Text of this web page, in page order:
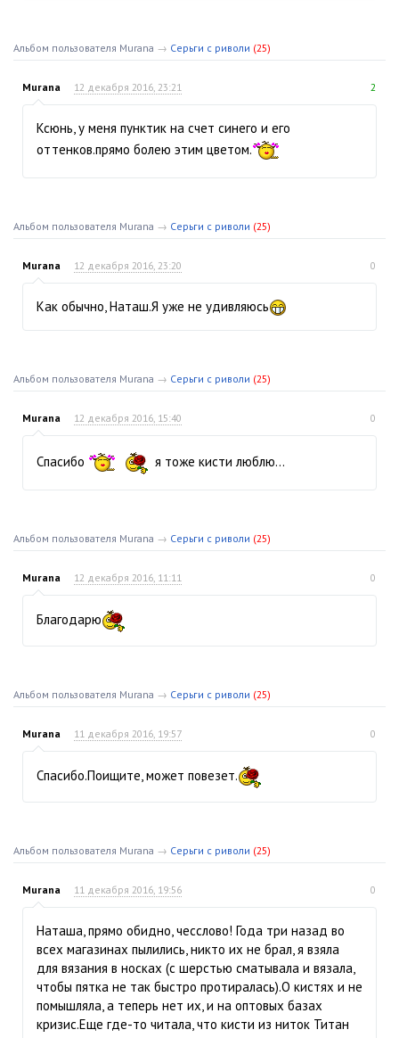
Альбом пользователя Murana → Серьги с риволи (25)
Murana 12 декабря 2016, 23:21 2
Ксюнь, у меня пунктик на счет синего и его
оттенков.прямо болею этим цветом.
Альбом пользователя Murana → Серьги с риволи (25)
Murana 12 декабря 2016, 23:20 0
Как обычно, Наташ.Я уже не удивляюсь
Альбом пользователя Murana → Серьги с риволи (25)
Murana 12 декабря 2016, 15:40 0
Спасибо я тоже кисти люблю…
Альбом пользователя Murana → Серьги с риволи (25)
Murana 12 декабря 2016, 11:11 0
Благодарю
Альбом пользователя Murana → Серьги с риволи (25)
Murana 11 декабря 2016, 19:57 0
Спасибо.Поищите, может повезет.
Альбом пользователя Murana → Серьги с риволи (25)
Murana 11 декабря 2016, 19:56 0
Наташа, прямо обидно, чесслово! Года три назад во
всех магазинах пылились, никто их не брал, я взяла
для вязания в носках (с шерстью сматывала и вязала,
чтобы пятка не так быстро протиралась).О кистях и не
помышляла, а теперь нет их, и на оптовых базах
кризис.Еще где-то читала, что кисти из ниток Титан